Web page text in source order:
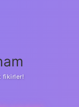
fikirler!